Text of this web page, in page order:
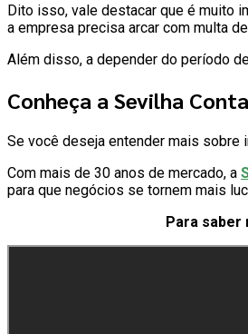
Dito isso, vale destacar que é muito
a empresa precisa arcar com multa
Além disso, a depender do período
Conheça a Sevilha
Se você deseja entender mais sobre
Com mais de 30 anos de mercado, a
para que negócios se tornem mais
Para